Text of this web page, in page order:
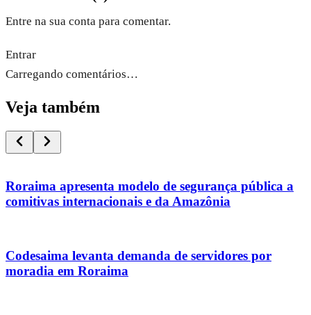
Entre na sua conta para comentar.
Entrar
Carregando comentários…
Veja também
Roraima apresenta modelo de segurança pública a
comitivas internacionais e da Amazônia
Codesaima levanta demanda de servidores por
moradia em Roraima